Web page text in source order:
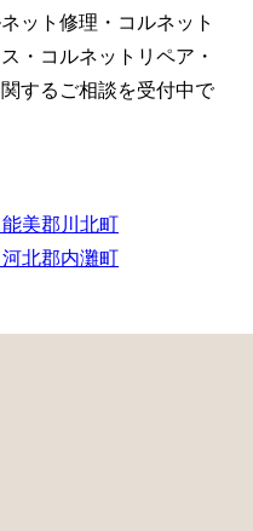
ット修理・コルネット
・コルネットリペア・
するご相談を受付中で
美郡川北町
北郡内灘町